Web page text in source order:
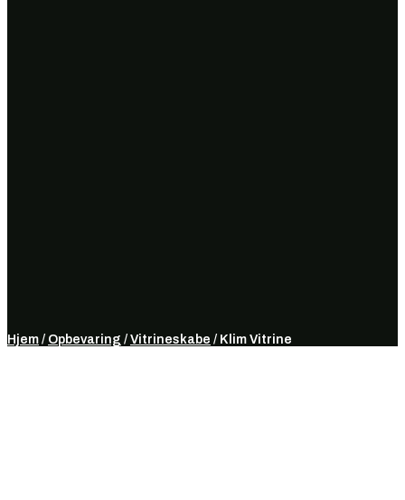
Hjem / Opbevaring / Vitrineskabe / Klim Vitrine